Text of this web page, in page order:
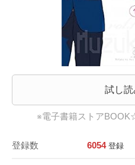
試し読
※電子書籍ストア
登録数 6054 登録